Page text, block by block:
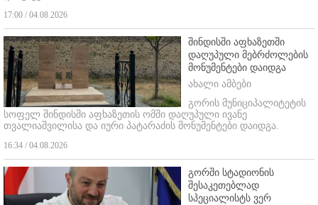
17:00 / 04.08.2026
შინდისში აფხაზეთში
დაღუპული მებრძოლების
მონუმენტები დაიდგა
ახალი ამბები
გორის მუნიციპალიტეტის
სოფელ შინდისში აფხაზეთის ომში დაღუპული ივანე
თვალიაშვილისა და იური პატარაძის მონუმენტები დაიდგა.
16:34 / 04.08.2026
გორში სტადიონის
შესაკეთებლად
სპეციალისტს ვერ